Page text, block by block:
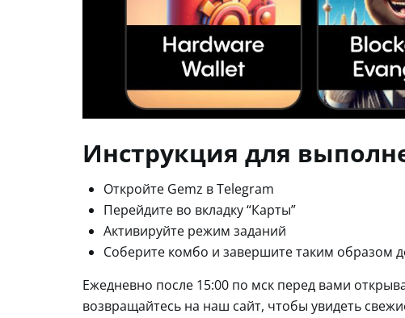
Инструкция для
Откройте Gemz в Telegram
Перейдите во вкладку “Карты”
Активируйте режим заданий
Соберите комбо и завершите таким образом
Ежедневно после 15:00 по мск перед вами
возвращайтесь на наш сайт, чтобы увидеть